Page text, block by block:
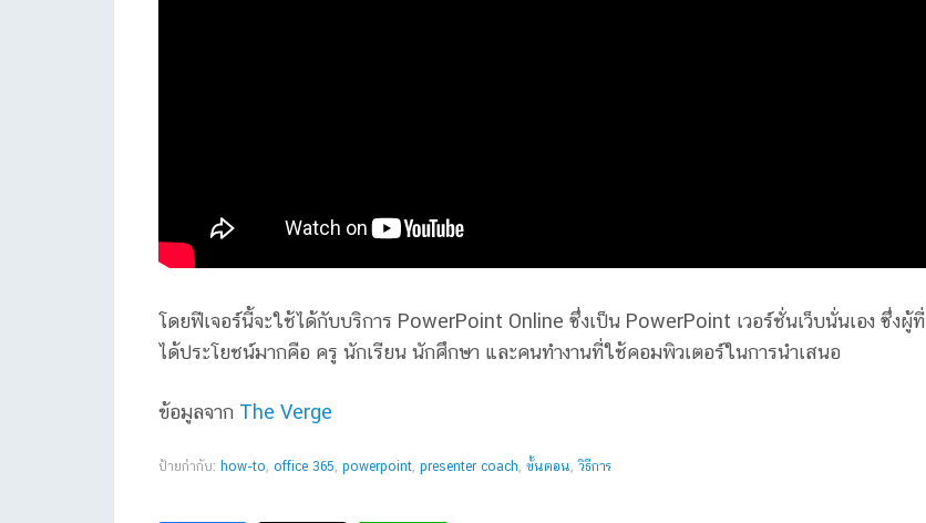
โดยฟีเจอร์นี้จะใช้ได้กับบริการ PowerPoint Online ซึ่งเป็น PowerPoint เวอร์ชั่นเว็บนั่นเอง ซึ่งผู้ที่
ได้ประโยชน์มากคือ ครู นักเรียน นักศึกษา และคนทำงานที่ใช้คอมพิวเตอร์ในการนำเสนอ
ข้อมูลจาก The Verge
ป้ายกำกับ: how-to office 365 powerpoint presenter coach ขั้นตอน ,วิธีการ